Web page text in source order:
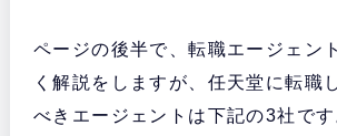
ページの後半で、転職エージェン
く解説をしますが、任天堂に転職
べきエージェントは下記の3社です